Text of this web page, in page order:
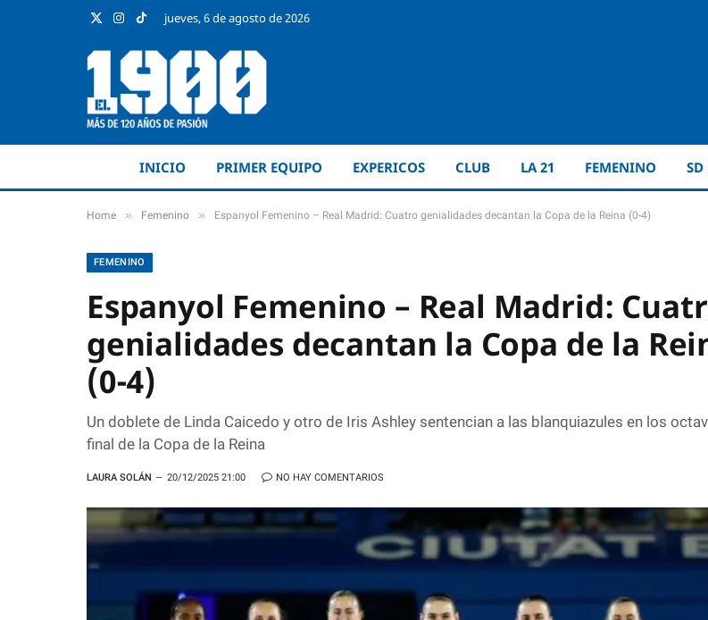
X
Instagram
TikTokjueves, 6 de agosto de 2026
INICIO PRIMER EQUIPO EXPERICOS CLUB LA 21 FEMENINO SD
Home » Femenino » Espanyol Femenino – Real Madrid: Cuatro genialidades decantan la Copa de la Reina (0-4)
FEMENINO
Espanyol Femenino – Real Madrid:
genialidades decantan la Copa de la
(0-4)
Un doblete de Linda Caicedo y otro de Iris Ashley sentencian a las blanquiazules en los
final de la Copa de la Reina
LAURA SOLÁN 20/12/2025 21:00 NO HAY COMENTARIOS